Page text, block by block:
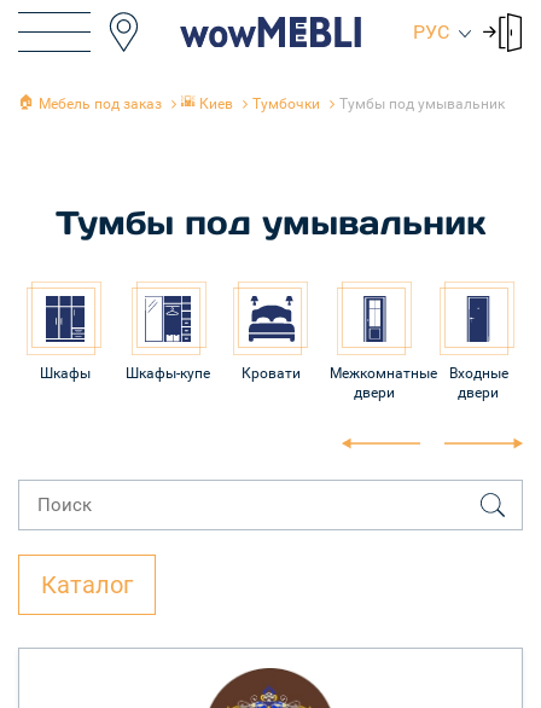
РУС
🏠 Мебель под заказ 🌇 Киев Тумбочки Тумбы под умывальник
Тумбы под умывальник
Шкафы Шкафы-купе Кровати
Межкомнатные
двери
Входные
двери
Каталог